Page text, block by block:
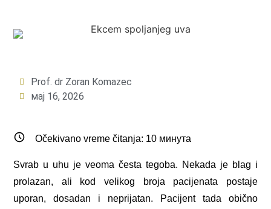
Prof. dr Zoran Komazec
мај 16, 2026
Očekivano vreme čitanja: 10 минута
Svrab u uhu je veoma česta tegoba. Nekada je blag i
prolazan, ali kod velikog broja pacijenata postaje
uporan, dosadan i neprijatan. Pacijent tada obično